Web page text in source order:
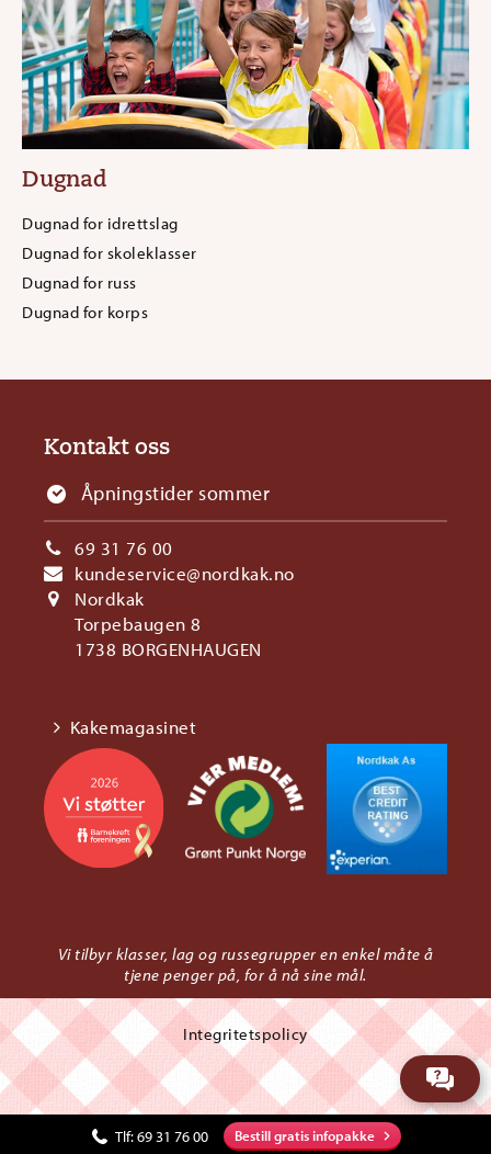
Dugnad
Dugnad for idrettslag
Dugnad for skoleklasser
Dugnad for russ
Dugnad for korps
Kontakt oss
Åpningstider sommer
Kakemagasinet
69 31 76 00
kundeservice@nordkak.no
Nordkak
Torpebaugen 8
1738 BORGENHAUGEN
Vi tilbyr klasser, lag og russegrupper en enkel måte å
tjene penger på, for å nå sine mål.
Integritetspolicy
Tlf:69 31 76 00 Bestill gratis infopakke